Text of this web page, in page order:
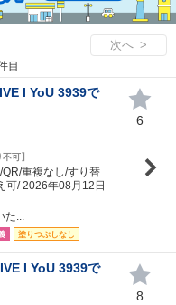
次へ >
目
I YoU 3939で
可】
重複なし/すり替
可/ 2026年08月12日
た...
塗りつぶしなし
6
I YoU 3939で
8